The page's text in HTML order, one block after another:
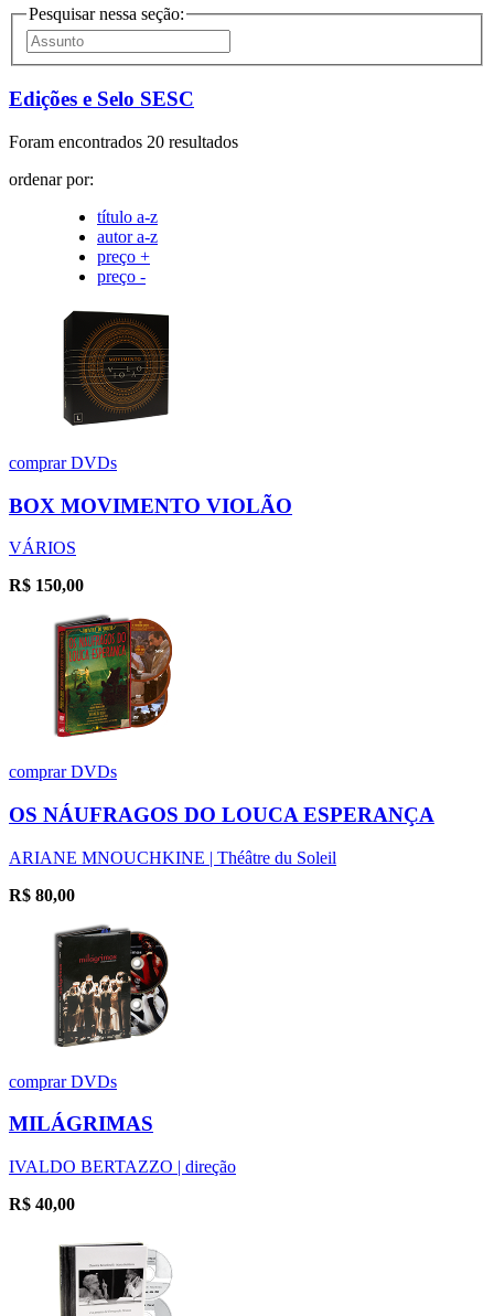
Pesquisar nessa seção:
Edições e Selo SESC
Foram encontrados 20 resultados
ordenar por:
título a-z
autor a-z
preço +
preço -
comprarDVDs
BOX MOVIMENTO VIOLÃO
VÁRIOS
R$ 150,00
comprarDVDs
OS NÁUFRAGOS DO LOUCA ESPERANÇA
ARIANE MNOUCHKINE | Théâtre du Soleil
R$ 80,00
comprarDVDs
MILÁGRIMAS
IVALDO BERTAZZO | direção
R$ 40,00